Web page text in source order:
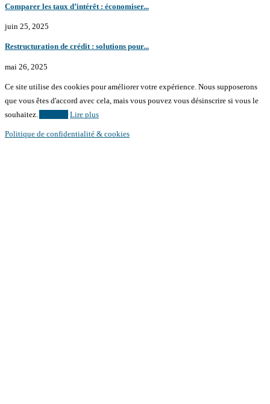
Comparer les taux d’intérêt : économiser...
juin 25, 2025
Restructuration de crédit : solutions pour...
mai 26, 2025
Ce site utilise des cookies pour améliorer votre expérience. Nous supposerons
que vous êtes d'accord avec cela, mais vous pouvez vous désinscrire si vous le
souhaitez.
Lire plus
Politique de confidentialité & cookies